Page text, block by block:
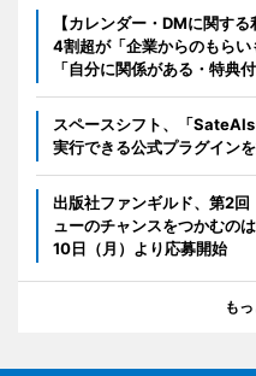
【カレンダー・DMに関す
4割超が「企業からのもら
「自分に関係がある・特典
スペースシフト、「
実行できる公式プラグイン
出版社ファンギルド、第2
ューのチャンスをつかむの
10日（月）より応募開始
も